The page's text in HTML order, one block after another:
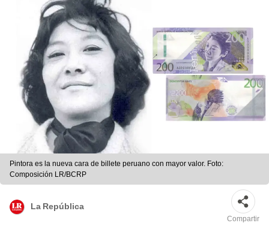
Pintora es la nueva cara de billete peruano con mayor valor. Foto:
Composición LR/BCRP
La República
Compartir